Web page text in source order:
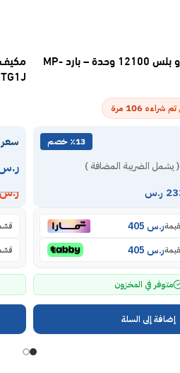
مكيف اسبليت ماندو بلس 12100 وحدة – بارد MP-
تم شراءه 106 مرة
٪13 خصم
( يشمل الضريبة المضافة )
ر.س
ر.س
متوفر في المخزون
إضافة إلى السلة
سعر
ر.س
قسّمها
قسّمها